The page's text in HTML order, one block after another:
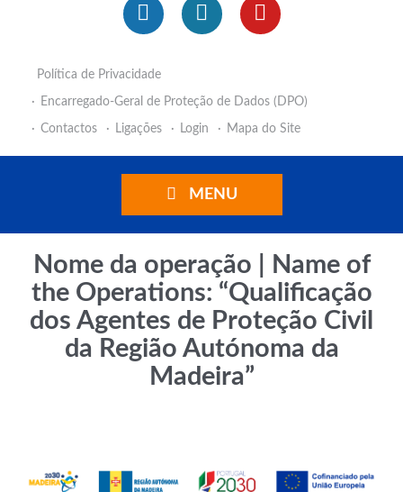
Política de Privacidade
Encarregado-Geral de Proteção de Dados (DPO)
Contactos
Ligações Login Mapa do Site
MENU
Nome da operação | Name of
the Operations: “Qualificação
dos Agentes de Proteção Civil
da Região Autónoma da
Madeira”